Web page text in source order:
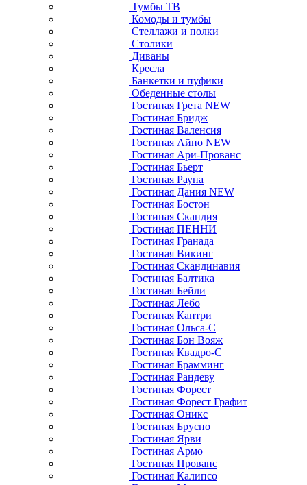
Тумбы ТВ
Комоды и тумбы
Стеллажи и полки
Столики
Диваны
Кресла
Банкетки и пуфики
Обеденные столы
Гостиная Грета NEW
Гостиная Бридж
Гостиная Валенсия
Гостиная Айно NEW
Гостиная Ари-Прованс
Гостиная Бьерт
Гостиная Рауна
Гостиная Дания NEW
Гостиная Бостон
Гостиная Скандия
Гостиная ПЕННИ
Гостиная Гранада
Гостиная Викинг
Гостиная Скандинавия
Гостиная Балтика
Гостиная Бейли
Гостиная Лебо
Гостиная Кантри
Гостиная Ольса-С
Гостиная Бон Вояж
Гостиная Квадро-С
Гостиная Брамминг
Гостиная Рандеву
Гостиная Форест
Гостиная Форест Графит
Гостиная Оникс
Гостиная Брусно
Гостиная Ярви
Гостиная Армо
Гостиная Прованс
Гостиная Калипсо